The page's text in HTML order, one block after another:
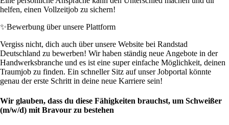
helfen, einen Vollzeitjob zu sichern!
✨Bewerbung über unsere Plattform
Vergiss nicht, dich auch über unsere Website bei Randstad
Deutschland zu bewerben! Wir haben ständig neue Angebote in der
Handwerksbranche und es ist eine super einfache Möglichkeit, deinen
Traumjob zu finden. Ein schneller Sitz auf unser Jobportal könnte
genau der erste Schritt in deine neue Karriere sein!
Wir glauben, dass du diese Fähigkeiten brauchst, um Schweißer
(m/w/d) mit Bravour zu bestehen